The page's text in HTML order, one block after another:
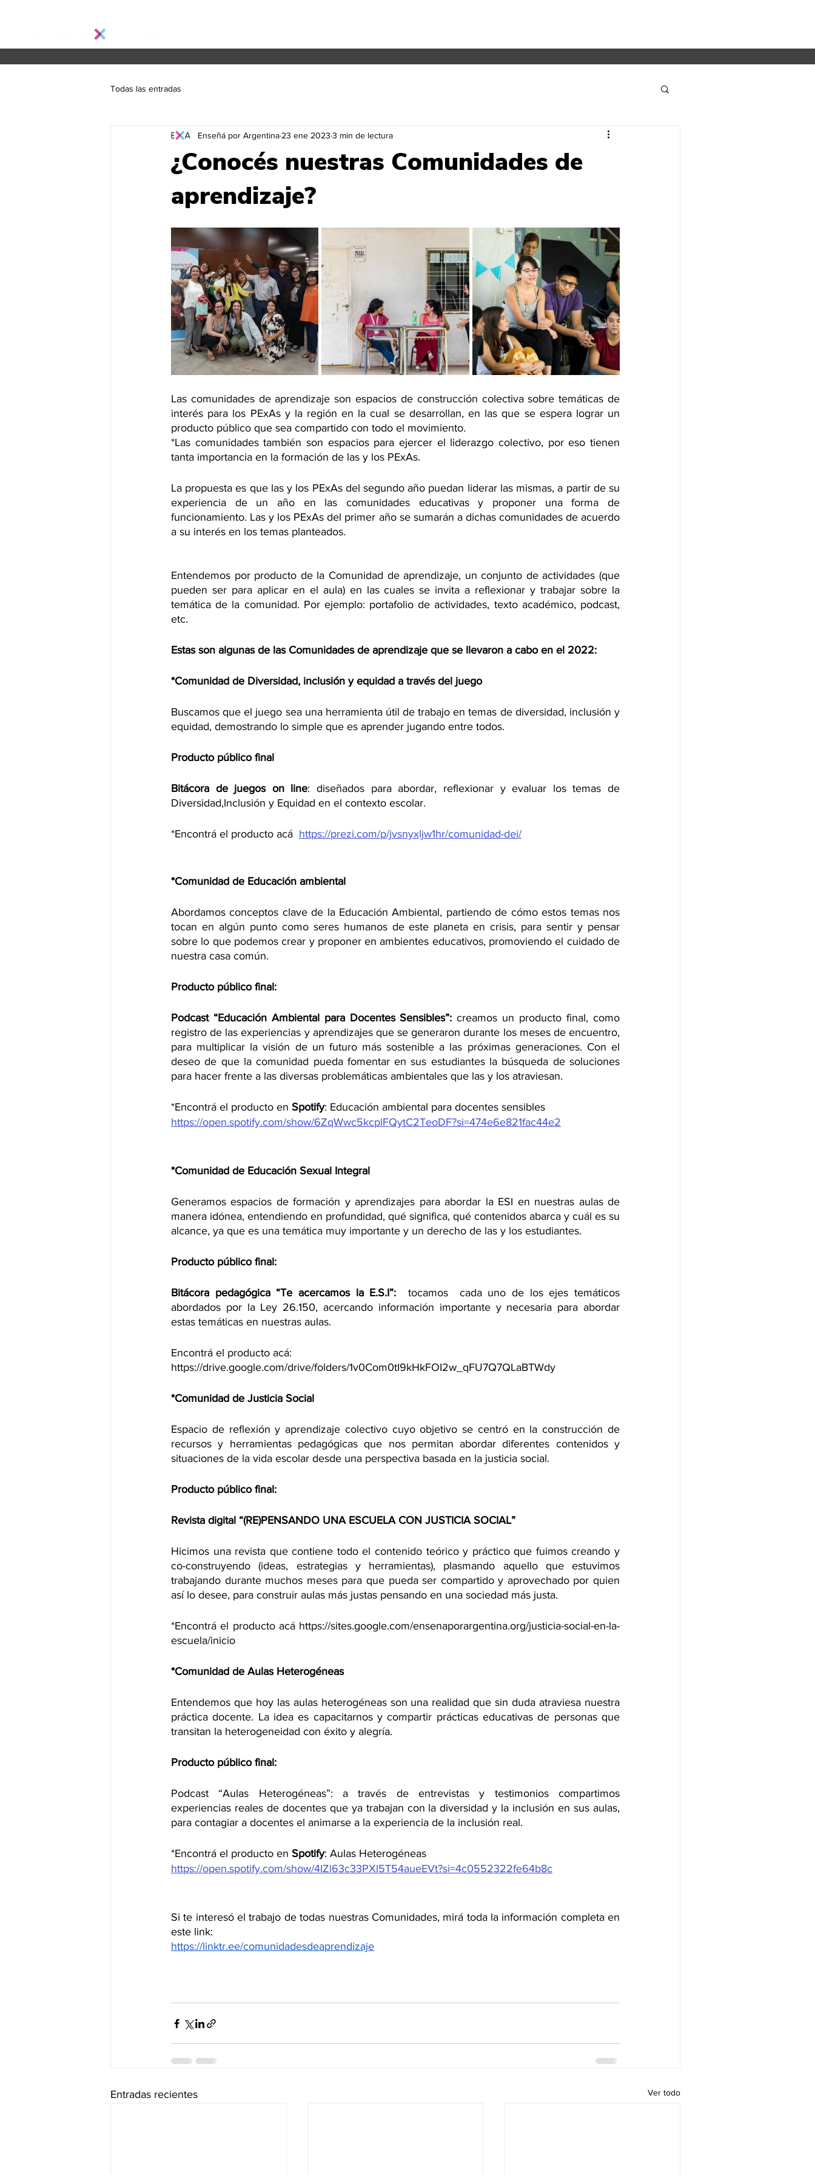
Todas las entradas
¿Conocés nuestras Comunidades de
aprendizaje?
Enseñá por Argentina 23 ene 2023 3 min de lectura
Las comunidades de aprendizaje son espacios de construcción colectiva sobre temáticas de
interés para los PExAs y la región en la cual se desarrollan, en las que se espera lograr un
producto público que sea compartido con todo el movimiento.
*Las comunidades también son espacios para ejercer el liderazgo colectivo, por eso tienen
tanta importancia en la formación de las y los PExAs.
La propuesta es que las y los PExAs del segundo año puedan liderar las mismas, a partir de su
experiencia de un año en las comunidades educativas y proponer una forma de
funcionamiento. Las y los PExAs del primer año se sumarán a dichas comunidades de acuerdo
a su interés en los temas planteados.
Entendemos por producto de la Comunidad de aprendizaje, un conjunto de actividades (que
pueden ser para aplicar en el aula) en las cuales se invita a reflexionar y trabajar sobre la
temática de la comunidad. Por ejemplo: portafolio de actividades, texto académico, podcast,
etc.
Estas son algunas de las Comunidades de aprendizaje que se llevaron a cabo en el 2022:
*Comunidad de Diversidad, inclusión y equidad a través del juego
Buscamos que el juego sea una herramienta útil de trabajo en temas de diversidad, inclusión y
equidad, demostrando lo simple que es aprender jugando entre todos.
Producto público final
Bitácora de juegos on line: diseñados para abordar, reflexionar y evaluar los temas de
Diversidad,Inclusión y Equidad en el contexto escolar.
*Encontrá el producto acá https://prezi.com/p/jvsnyxljw1hr/comunidad-dei/
*Comunidad de Educación ambiental
Abordamos conceptos clave de la Educación Ambiental, partiendo de cómo estos temas nos
tocan en algún punto como seres humanos de este planeta en crisis, para sentir y pensar
sobre lo que podemos crear y proponer en ambientes educativos, promoviendo el cuidado de
nuestra casa común.
Producto público final:
Podcast “Educación Ambiental para Docentes Sensibles”: creamos un producto final, como
registro de las experiencias y aprendizajes que se generaron durante los meses de encuentro,
para multiplicar la visión de un futuro más sostenible a las próximas generaciones. Con el
deseo de que la comunidad pueda fomentar en sus estudiantes la búsqueda de soluciones
para hacer frente a las diversas problemáticas ambientales que las y los atraviesan.
*Encontrá el producto en Spotify: Educación ambiental para docentes sensibles
https://open.spotify.com/show/6ZqWwc5kcplFQytC2TeoDF?si=474e6e821fac44e2
*Comunidad de Educación Sexual Integral
Generamos espacios de formación y aprendizajes para abordar la ESI en nuestras aulas de
manera idónea, entendiendo en profundidad, qué significa, qué contenidos abarca y cuál es su
alcance, ya que es una temática muy importante y un derecho de las y los estudiantes.
Producto público final:
Bitácora pedagógica “Te acercamos la E.S.I”: tocamos  cada uno de los ejes temáticos
abordados por la Ley 26.150, acercando información importante y necesaria para abordar
estas temáticas en nuestras aulas.
Encontrá el producto acá:
https://drive.google.com/drive/folders/1v0Com0tI9kHkFOI2w_qFU7Q7QLaBTWdy
*Comunidad de Justicia Social
Espacio de reflexión y aprendizaje colectivo cuyo objetivo se centró en la construcción de
recursos y herramientas pedagógicas que nos permitan abordar diferentes contenidos y
situaciones de la vida escolar desde una perspectiva basada en la justicia social.
Producto público final:
Revista digital “(RE)PENSANDO UNA ESCUELA CON JUSTICIA SOCIAL”
Hicimos una revista que contiene todo el contenido teórico y práctico que fuimos creando y
co-construyendo (ideas, estrategias y herramientas), plasmando aquello que estuvimos
trabajando durante muchos meses para que pueda ser compartido y aprovechado por quien
así lo desee, para construir aulas más justas pensando en una sociedad más justa.
*Encontrá el producto acá https://sites.google.com/ensenaporargentina.org/justicia-social-en-la-
escuela/inicio
*Comunidad de Aulas Heterogéneas
Entendemos que hoy las aulas heterogéneas son una realidad que sin duda atraviesa nuestra
práctica docente. La idea es capacitarnos y compartir prácticas educativas de personas que
transitan la heterogeneidad con éxito y alegría.
Producto público final:
Podcast “Aulas Heterogéneas”: a través de entrevistas y testimonios compartimos
experiencias reales de docentes que ya trabajan con la diversidad y la inclusión en sus aulas,
para contagiar a docentes el animarse a la experiencia de la inclusión real.
*Encontrá el producto en Spotify: Aulas Heterogéneas
https://open.spotify.com/show/4IZl63c33PXl5T54aueEVt?si=4c0552322fe64b8c
Si te interesó el trabajo de todas nuestras Comunidades, mirá toda la información completa en
este link:
https://linktr.ee/comunidadesdeaprendizaje
Entradas recientes Ver todo